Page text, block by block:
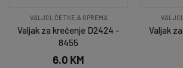
VALJCI, ČETKE & OPREMA
Valjak za krečenje D2424 -
8455
6.0 KM
Valjak